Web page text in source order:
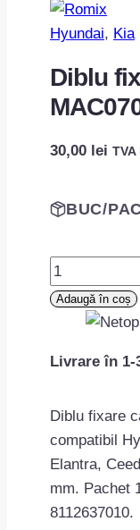
Hyundai, Kia
Diblu
30,00 lei
BUC/
Cantitate
Diblu
fixare
Adaugă în coș
Livrare în 1-
Diblu fixare
compatibil
Elantra,
mm. Pachet
8112637010.